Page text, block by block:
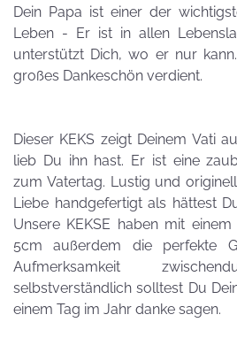
Dein Papa ist einer der
Leben - Er ist in allen
unterstützt Dich, wo er nur
großes Dankeschön verdient.
Dieser KEKS zeigt Deinem Vati
lieb Du ihn hast. Er ist eine
zum Vatertag. Lustig und
Liebe handgefertigt als hättest
Unsere KEKSE haben mit
5cm außerdem die perfekte
Aufmerksamkeit
selbstverständlich solltest Du
einem Tag im Jahr danke sagen.